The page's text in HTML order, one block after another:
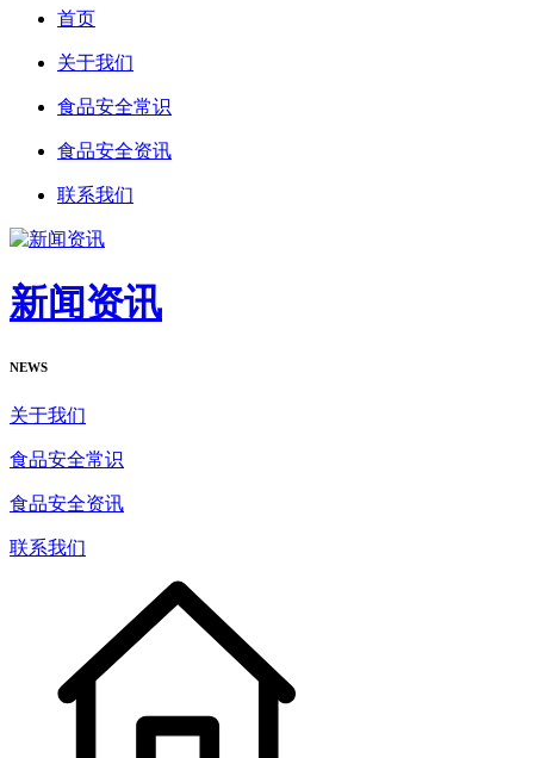
首页
关于我们
食品安全常识
食品安全资讯
联系我们
新闻资讯
NEWS
关于我们
食品安全常识
食品安全资讯
联系我们